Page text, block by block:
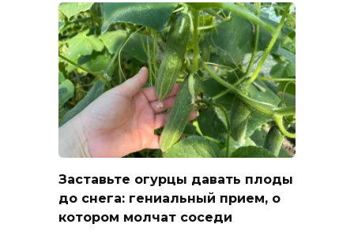
Заставьте огурцы давать плоды
до снега: гениальный прием, о
котором молчат соседи